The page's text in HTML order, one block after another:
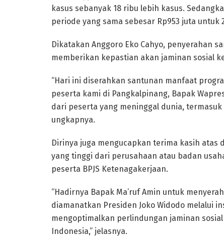
kasus sebanyak 18 ribu lebih kasus.
periode yang sama sebesar Rp953 juta untuk
Dikatakan Anggoro Eko Cahyo, penyerahan
memberikan kepastian akan jaminan sosial
“Hari ini diserahkan santunan manfaat
peserta kami di Pangkalpinang, Bapak
dari peserta yang meninggal dunia,
ungkapnya.
Dirinya juga mengucapkan terima kasih
yang tinggi dari perusahaan atau badan
peserta BPJS Ketenagakerjaan.
“Hadirnya Bapak Ma’ruf Amin untuk
diamanatkan Presiden Joko Widodo melalui
mengoptimalkan perlindungan jaminan
Indonesia,” jelasnya.